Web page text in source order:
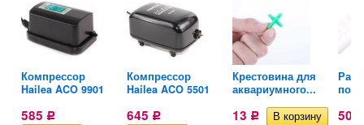
Компрессор
Hailea ACO 9901
585 Р
Компрессор
Hailea ACO 5501
645 Р
Крестовина для
аквариумного...
13 Р 50